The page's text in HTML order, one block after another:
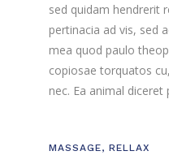
sed quidam hendrerit
pertinacia ad vis, sed
mea quod paulo
copiosae torquatos
nec. Ea animal
MASSAGE, RELLAX